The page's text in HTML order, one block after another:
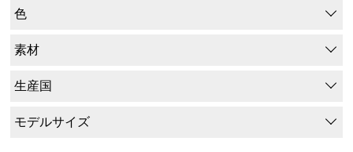
色
素材
生産国
モデルサイズ